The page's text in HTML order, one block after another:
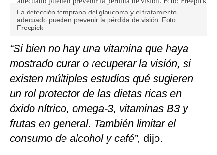
La detección temprana del glaucoma y el tratamiento
adecuado pueden prevenir la pérdida de visión. Foto:
Freepick
“Si bien no hay una vitamina que haya
mostrado curar o recuperar la visión, si
existen múltiples estudios qué sugieren
un rol protector de las dietas ricas en
óxido nítrico, omega-3, vitaminas B3 y
frutas en general. También limitar el
consumo de alcohol y café”, dijo.